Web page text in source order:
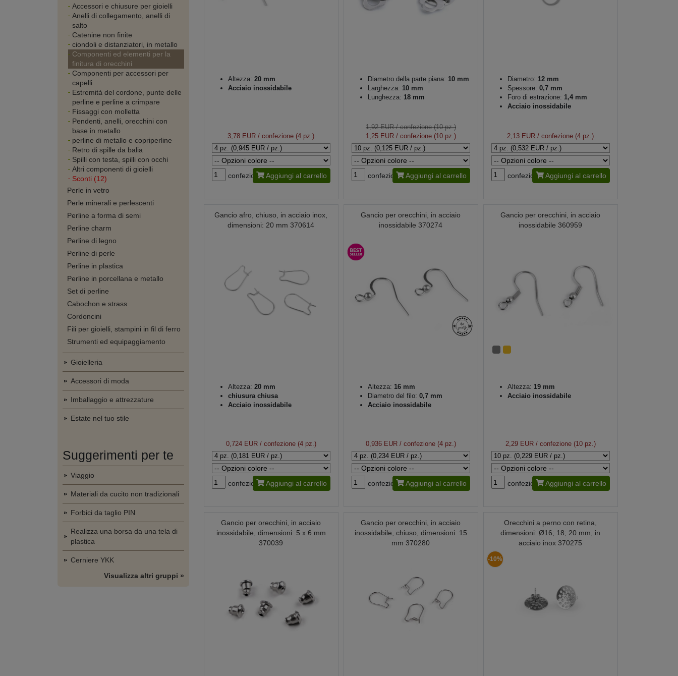
Accessori e chiusure per gioielli
Anelli di collegamento, anelli di
salto
Catenine non finite
ciondoli e distanziatori, in metallo
Componenti ed elementi per la
finitura di orecchini
Componenti per accessori per
capelli
Estremità del cordone, punte delle
perline e perline a crimpare
Fissaggi con molletta
Pendenti, anelli, orecchini con
base in metallo
perline di metallo e copriperline
Retro di spille da balia
Spilli con testa, spilli con occhi
Altri componenti di gioielli
Sconti (12)
Perle in vetro
Perle minerali e perlescenti
Perline a forma di semi
Perline charm
Perline di legno
Perline di perle
Perline in plastica
Perline in porcellana e metallo
Set di perline
Cabochon e strass
Cordoncini
Fili per gioielli, stampini in fil di ferro
Strumenti ed equipaggiamento
Gioielleria
Accessori di moda
Imballaggio e attrezzature
Estate nel tuo stile
Suggerimenti per te
Viaggio
Materiali da cucito non tradizionali
Forbici da taglio PIN
Realizza una borsa da una tela di
plastica
Cerniere YKK
Visualizza altri gruppi »
Altezza: 20 mm
Acciaio inossidabile
3,78 EUR / confezione (4 pz.)
confezione Aggiungi al carrello
Diametro della parte piana: 10 mm
Larghezza: 10 mm
Lunghezza: 18 mm
1,92 EUR/ confezione (10 pz.)
1,25 EUR/ confezione (10 pz.)
confezione Aggiungi al carrello
Diametro: 12 mm
Spessore: 0,7 mm
Foro di estrazione: 1,4 mm
Acciaio inossidabile
2,13 EUR / confezione (4 pz.)
confezione Aggiungi al carrello
Gancio afro, chiuso, in acciaio inox,
dimensioni: 20 mm 370614
Altezza: 20 mm
chiusura chiusa
Acciaio inossidabile
0,724 EUR/ confezione (4 pz.)
confezione Aggiungi al carrello
Gancio per orecchini, in acciaio
inossidabile 370274
Altezza: 16 mm
Diametro del filo: 0,7 mm
Acciaio inossidabile
0,936 EUR/ confezione (4 pz.)
confezione Aggiungi al carrello
Gancio per orecchini, in acciaio
inossidabile 360959
Altezza: 19 mm
Acciaio inossidabile
2,29 EUR/ confezione (10 pz.)
confezione Aggiungi al carrello
Gancio per orecchini, in acciaio
inossidabile, dimensioni: 5 x 6 mm
370039
Gancio per orecchini, in acciaio
inossidabile, chiuso, dimensioni: 15
mm 370280
Orecchini a perno con retina,
dimensioni: Ø16; 18; 20 mm, in
acciaio inox 370275
-10%